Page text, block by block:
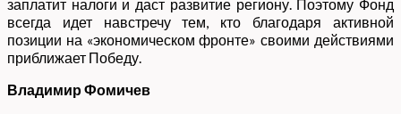
заплатит налоги и даст развитие региону. Поэтому Фонд
всегда идет навстречу тем, кто благодаря активной
позиции на «экономическом фронте» своими действиями
приближает Победу.
Владимир Фомичев